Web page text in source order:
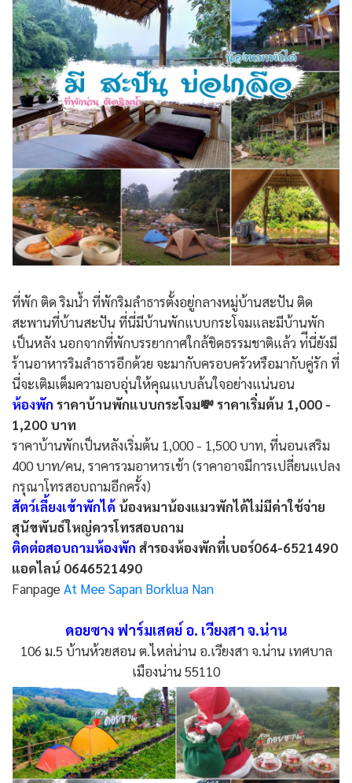
ที่พัก ติด ริมน้ำ ที่พักริมลำธารตั้งอยู่กลางหมู่บ้านสะปัน ติด
สะพานที่บ้านสะปัน ที่นี่มีบ้านพักแบบกระโจมและมีบ้านพัก
เป็นหลัง นอกจากที่พักบรรยากาศใกล้ชิดธรรมชาติแล้ว ท่ีนี่ยังมี
ร้านอาหารริมลำธารอีกด้วย จะมากับครอบครัวหรือมากับคู่รัก ที่
นี่จะเติมเต็มความอบอุ่นให้คุณแบบล้นใจอย่างแน่นอน
ห้องพัก ราคาบ้านพักแบบกระโจม💸 ราคาเริ่มต้น 1,000 -
1,200 บาท
ราคาบ้านพักเป็นหลังเริ่มต้น 1,000 - 1,500 บาท, ที่นอนเสริม
400 บาท/คน, ราคารวมอาหารเช้า (ราคาอาจมีการเปลี่ยนแปลง
กรุณาโทรสอบถามอีกครั้ง)
สัตว์เลี้ยงเข้าพักได้ น้องหมาน้องแมวพักได้ไม่มีค่าใช้จ่าย
สุนัขพันธ์ใหญ่ควรโทรสอบถาม
ติดต่อสอบถามห้องพัก สำรองห้องพักที่เบอร์064-6521490
แอดไลน์ 0646521490
FanpageAt Mee Sapan Borklua Nan
ดอยซาง ฟาร์มเสตย์ อ. เวียงสา จ.น่าน
106 ม.5 บ้านห้วยสอน ต.ไหล่น่าน อ.เวียงสา จ.น่าน เทศบาล
เมืองน่าน 55110